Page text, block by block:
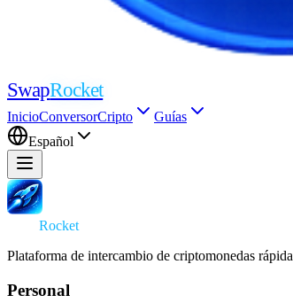
SwapRocket
InicioConversorCripto
Guías
Español
Rocket
Plataforma de intercambio de criptomonedas
Personal